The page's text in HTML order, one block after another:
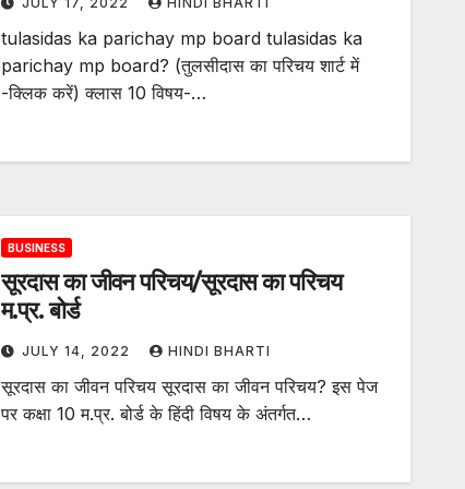
tulasidas ka parichay mp board tulasidas ka
parichay mp board? (तुलसीदास का परिचय शार्ट में
-क्लिक करें) क्लास 10 विषय-…
BUSINESS
सूरदास का जीवन परिचय/सूरदास का परिचय
म.प्र. बोर्ड
JULY 14, 2022 HINDI BHARTI
सूरदास का जीवन परिचय सूरदास का जीवन परिचय? इस पेज
पर कक्षा 10 म.प्र. बोर्ड के हिंदी विषय के अंतर्गत…